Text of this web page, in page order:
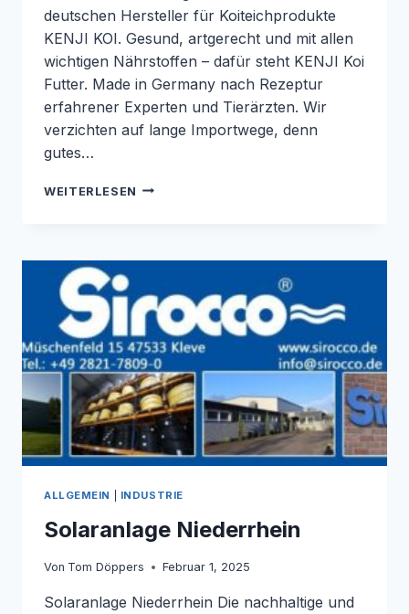
deutschen Hersteller für Koiteichprodukte
KENJI KOI. Gesund, artgerecht und mit allen
wichtigen Nährstoffen – dafür steht KENJI Koi
Futter. Made in Germany nach Rezeptur
erfahrener Experten und Tierärzten. Wir
verzichten auf lange Importwege, denn
gutes…
WEITERLESEN NEU
UND
ALLGEMEIN INDUSTRIE
Solaranlage Niederrhein
Von Tom Döppers Februar 1, 2025
Solaranlage Niederrhein Die nachhaltige und